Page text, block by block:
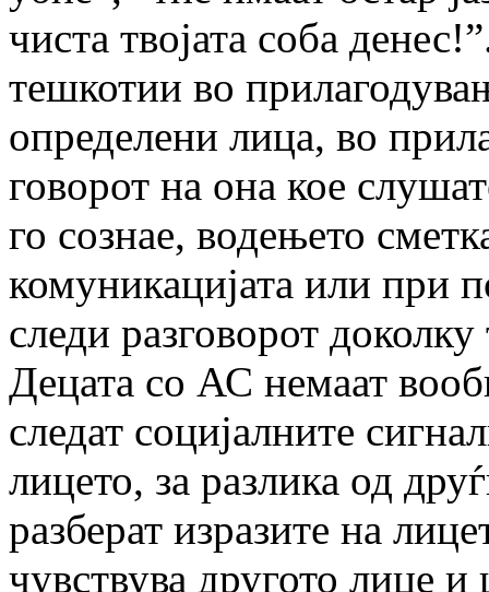
чиста твојата соба
тешкотии во
определени лица, во
говорот на она кое
го сознае, водењето
комуникацијата или при
следи разговорот
Децата со АС немаат
следат социјалните
лицето, за разлика од
разберат изразите на
чувствува другото лице